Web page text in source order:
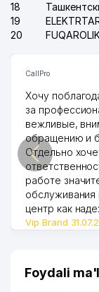
18
19
20
CallPro
Хочу
за
вежливые,
обращению и
Отдельно
работе
обслуживания
центр как
Vip Brand
Foydali